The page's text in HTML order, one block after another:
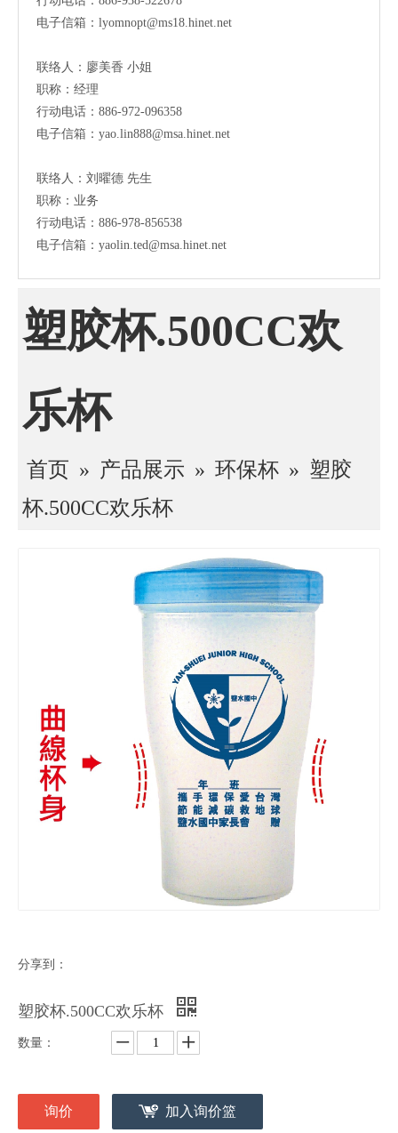
电子信箱： lyomnopt@ms18.hinet.net
联络人：廖美香 小姐
职称：经理
行动电话：886-972-096358
电子信箱： yao.lin888@msa.hinet.net
联络人：刘曜德 先生
职称：业务
行动电话：886-978-856538
电子信箱：yaolin.ted@msa.hinet.net
塑胶杯.500CC欢
乐杯
首页 » 产品展示 » 环保杯 » 塑胶
杯.500CC欢乐杯
分享到：
塑胶杯.500CC欢乐杯
数量：
询价 加入询价篮